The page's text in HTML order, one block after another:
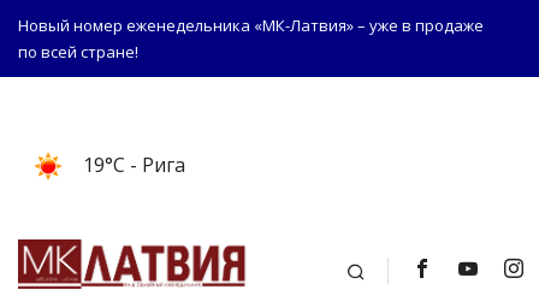
Новый номер еженедельника «МК-Латвия» – уже в продаже
по всей стране!
19°C - Рига
Поиск